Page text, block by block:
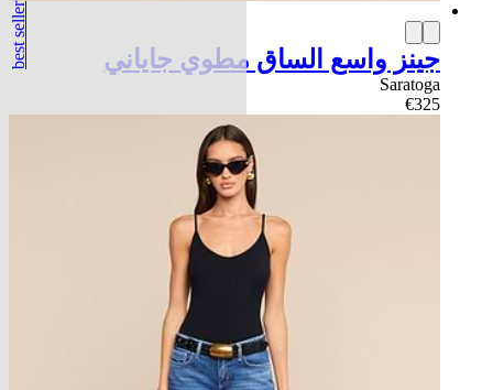
best seller جينز واسع الساق مطوي جاياني
Saratoga
€325